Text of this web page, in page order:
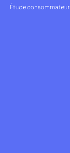
Étude consommateur